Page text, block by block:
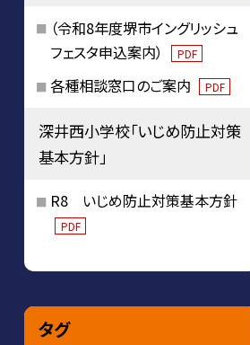
（令和8年度堺市イングリッシュ
フェスタ申込案内）
PDF
各種相談窓口のご案内 PDF
深井西小学校「いじめ防止対策
基本方針」
R8 いじめ防止対策基本方針
PDF
タグ